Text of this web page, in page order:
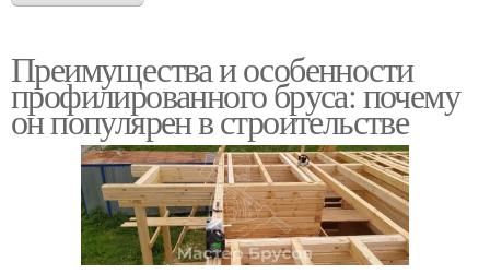
Преимущества и особенности
профилированного бруса: почему
он популярен в строительстве